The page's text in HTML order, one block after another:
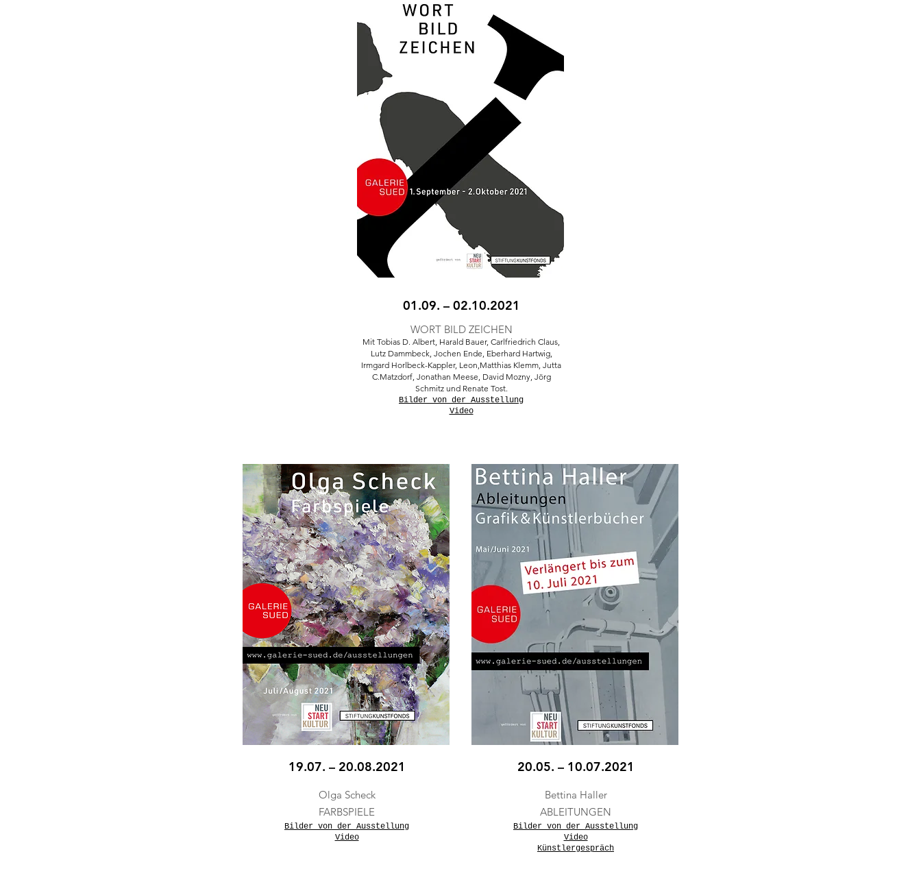
01.09. – 02.10.2021
WORT BILD ZEICHEN
Mit Tobias D. Albert, Harald Bauer, Carlfriedrich Claus,
Lutz Dammbeck, Jochen Ende, Eberhard Hartwig,
Irmgard Horlbeck-Kappler, Leon,Matthias Klemm, Jutta
C.Matzdorf, Jonathan Meese, David Mozny, Jörg
Schmitz und Renate Tost.
Bilder von der Ausstellung
Video
19.07. – 20.08.2021
Olga Scheck
FARBSPIELE
Bilder von der Ausstellung
Video
20.05. – 10.07.2021
Bettina Haller
ABLEITUNGEN
Bilder von der Ausstellung
Video
Künstlergespräch